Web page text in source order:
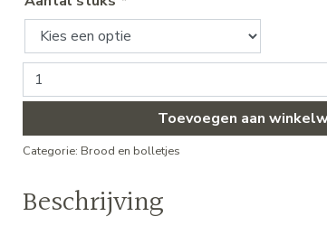
Pistolets aantal
Toevoegen aan
Categorie: Brood en bolletjes
Beschrijving